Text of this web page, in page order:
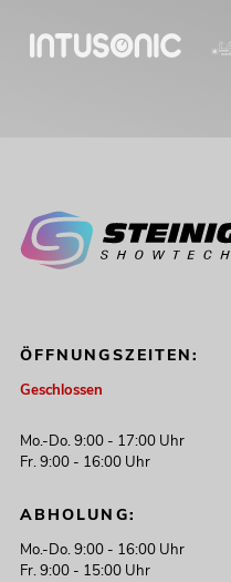
ÖFFNUNGSZEITEN:
Geschlossen
Mo.-Do. 9:00 - 17:00 Uhr
Fr. 9:00 - 16:00 Uhr
ABHOLUNG:
Mo.-Do. 9:00 - 16:00 Uhr
Fr. 9:00 - 15:00 Uhr